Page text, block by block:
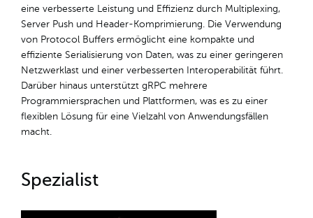
eine verbesserte Leistung und Effizienz durch Multiplexing,
Server Push und Header-Komprimierung. Die Verwendung
von Protocol Buffers ermöglicht eine kompakte und
effiziente Serialisierung von Daten, was zu einer geringeren
Netzwerklast und einer verbesserten Interoperabilität führt.
Darüber hinaus unterstützt gRPC mehrere
Programmiersprachen und Plattformen, was es zu einer
flexiblen Lösung für eine Vielzahl von Anwendungsfällen
macht.
Spezialist